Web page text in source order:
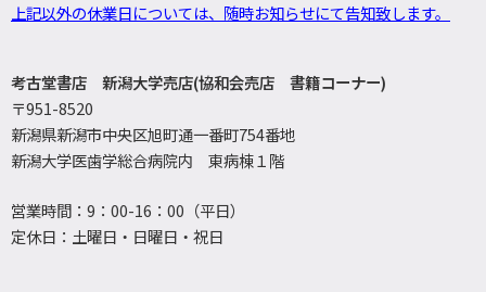
上記以外の休業日については、随時お知らせにて告知致します。
考古堂書店 新潟大学売店(協和会売店 書籍コーナー)
〒951-8520
新潟県新潟市中央区旭町通一番町754番地
新潟大学医歯学総合病院内 東病棟１階
営業時間：9：00-16：00（平日）
定休日：土曜日・日曜日・祝日